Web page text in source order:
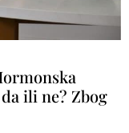
ili ne? Zbog